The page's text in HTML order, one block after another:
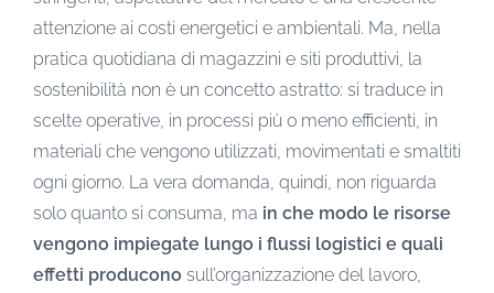
attenzione ai costi energetici e ambientali. Ma, nella
pratica quotidiana di magazzini e siti produttivi, la
sostenibilità non è un concetto astratto: si traduce in
scelte operative, in processi più o meno efficienti, in
materiali che vengono utilizzati, movimentati e smaltiti
ogni giorno. La vera domanda, quindi, non riguarda
solo quanto si consuma, ma in che modo le risorse
vengono impiegate lungo i flussi logistici e quali
effetti producono sull’organizzazione del lavoro,